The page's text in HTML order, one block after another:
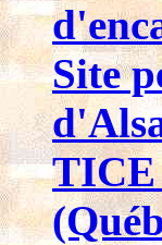
Site
TICE